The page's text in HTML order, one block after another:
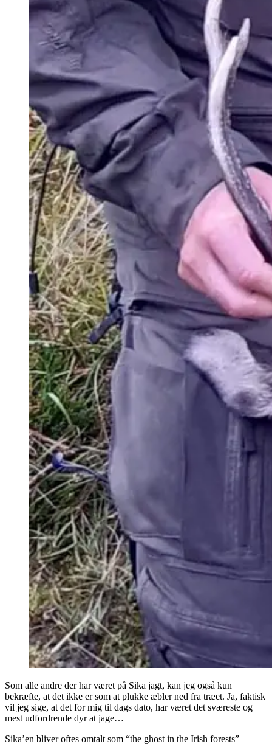
Som alle andre der har været på Sika jagt, kan jeg også kun
bekræfte, at det ikke er som at plukke æbler ned fra træet. Ja, faktisk
vil jeg sige, at det for mig til dags dato, har været det sværeste og
mest udfordrende dyr at jage…
Sika’en bliver oftes omtalt som “the ghost in the Irish forests” –